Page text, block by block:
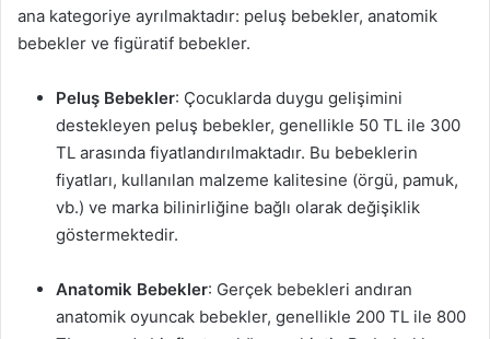
ana kategoriye ayrılmaktadır: peluş bebekler, anatomik
bebekler ve figüratif bebekler.
Peluş Bebekler: Çocuklarda duygu gelişimini
destekleyen peluş bebekler, genellikle 50 TL ile 300
TL arasında fiyatlandırılmaktadır. Bu bebeklerin
fiyatları, kullanılan malzeme kalitesine (örgü, pamuk,
vb.) ve marka bilinirliğine bağlı olarak değişiklik
göstermektedir.
Anatomik Bebekler: Gerçek bebekleri andıran
anatomik oyuncak bebekler, genellikle 200 TL ile 800